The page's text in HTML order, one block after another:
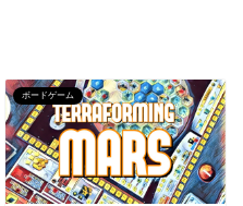
ボードゲーム